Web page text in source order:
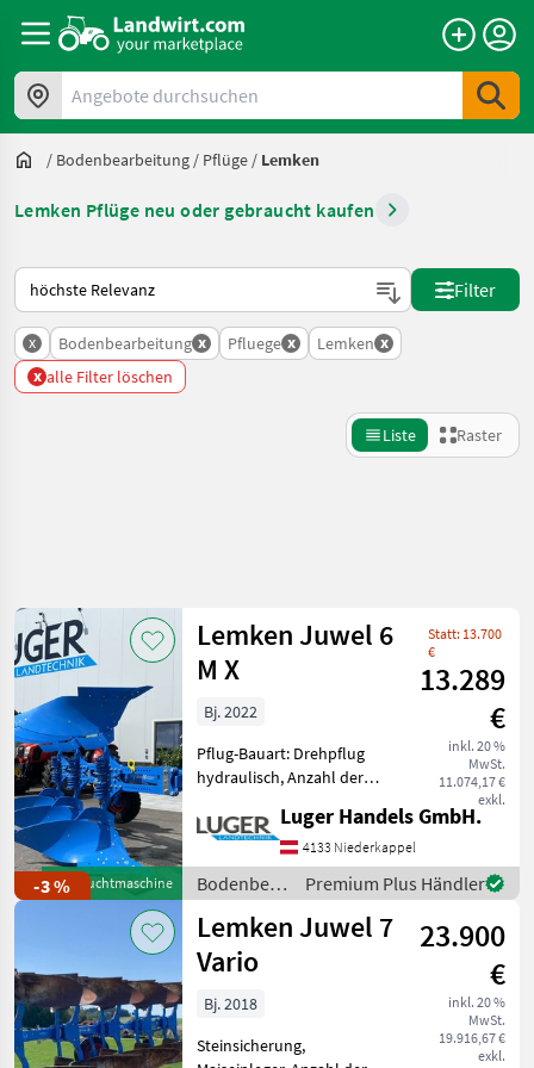
Angebote durchsuchen
/ Bodenbearbeitung / Pflüge / Lemken
Lemken Pflüge neu oder gebraucht kaufen
So wird auf Landwirt.com sortiert
Filter
x Bodenbearbeitung x Pfluege x Lemken x
x alle Filter löschen
Liste Raster
Kategorie 4 Land Filter
AKTUELLER
PFAD
Landtechnik
Bodenbearbeitung
Pfluege
Lemken
Lemken
Kverneland
Zurücksetzen
197
Ergebnisse
anzeigen
-3 %Gebrauchtmaschine
Lemken Juwel 6
M X
Statt: 13.700
€
13.289
€
inkl. 20 %
MwSt.
11.074,17 €
exkl.
Bj. 2022
Pflug-Bauart: Drehpflug
hydraulisch, Anzahl der
Steinsicherung, Stützrad
Lemken Juwel 6 M X -
Hydraulisches Drehwerk
UniTurn M 90 für Fur
Luger Handels GmbH.
4133 Niederkappel
Bodenbearbeitung
/ Lemken
Premium Plus Händler
Lemken Juwel 7
Vario
23.900
€
inkl. 20 %
MwSt.
19.916,67 €
exkl.
Bj. 2018
Steinsicherung,